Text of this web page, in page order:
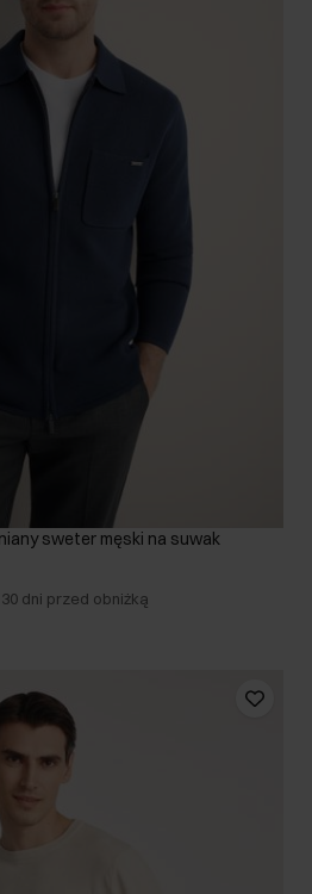
sweter męski na suwak
dni przed obniżką